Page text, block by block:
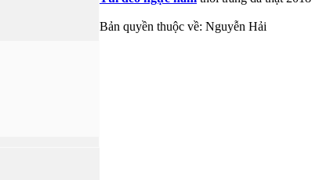
Bản quyền thuộc về: Nguyễn Hải